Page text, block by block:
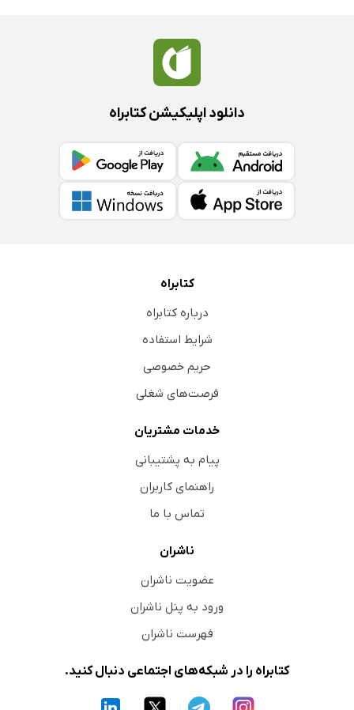
دانلود اپلیکیشن کتابراه
کتابراه
درباره کتابراه
شرایط استفاده
حریم خصوصی
فرصت‌های شغلی
خدمات مشتریان
پیام به پشتیبانی
راهنمای کاربران
تماس با ما
ناشران
عضویت ناشران
ورود به پنل ناشران
فهرست ناشران
کتابراه را در شبکه‌های اجتماعی دنبال کنید.